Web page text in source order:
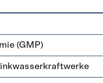
(GMP)